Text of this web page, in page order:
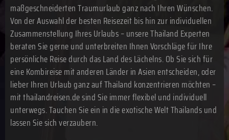
maßgeschneiderten Traumurlaub ganz nach Ihren Wünschen.
Von der Auswahl der besten Reisezeit bis hin zur individuellen
Zusammenstellung Ihres Urlaubs – unsere Thailand Experten
beraten Sie gerne und unterbreiten Ihnen Vorschläge für Ihre
persönliche Reise durch das Land des Lächelns. Ob Sie sich für
eine Kombireise mit anderen Länder in Asien entscheiden, oder
lieber Ihren Urlaub ganz auf Thailand konzentrieren möchten –
mit thailandreisen.de sind Sie immer flexibel und individuell
unterwegs. Tauchen Sie ein in die exotische Welt Thailands und
lassen Sie sich verzaubern.